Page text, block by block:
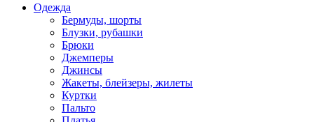
Одежда
Бермуды, шорты
Блузки, рубашки
Брюки
Джемперы
Джинсы
Жакеты, блейзеры, жилеты
Куртки
Пальто